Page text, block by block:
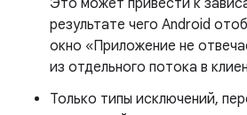
Это может привести к
результате чего Android
окно «Приложение не
из отдельного потока в
Только типы исключений,